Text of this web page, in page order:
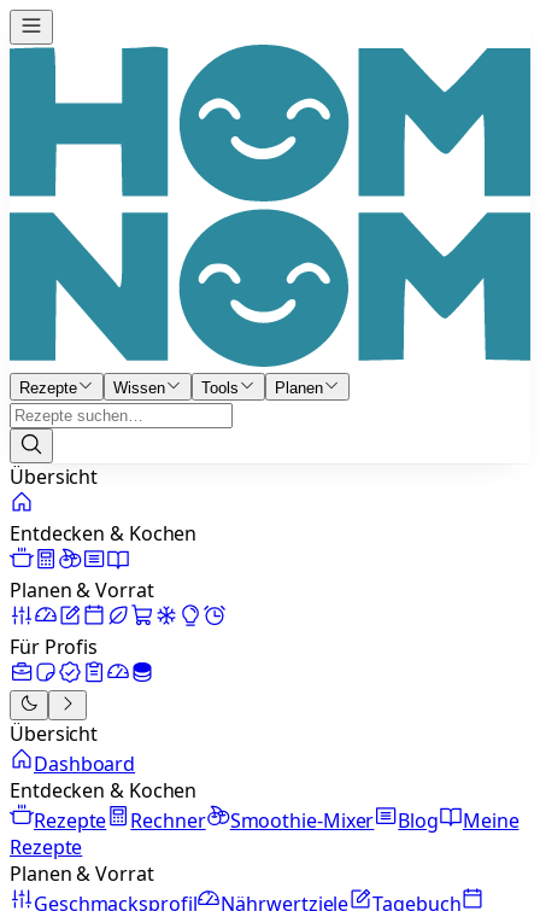
Rezepte Wissen Tools Planen
Übersicht
Entdecken & Kochen
Planen & Vorrat
Für Profis
Übersicht
Dashboard
Entdecken & Kochen
Rezepte
Rechner Smoothie-Mixer Blog
Meine
Rezepte
Planen & Vorrat
Geschmacksprofil
Nährwertziele
Tagebuch